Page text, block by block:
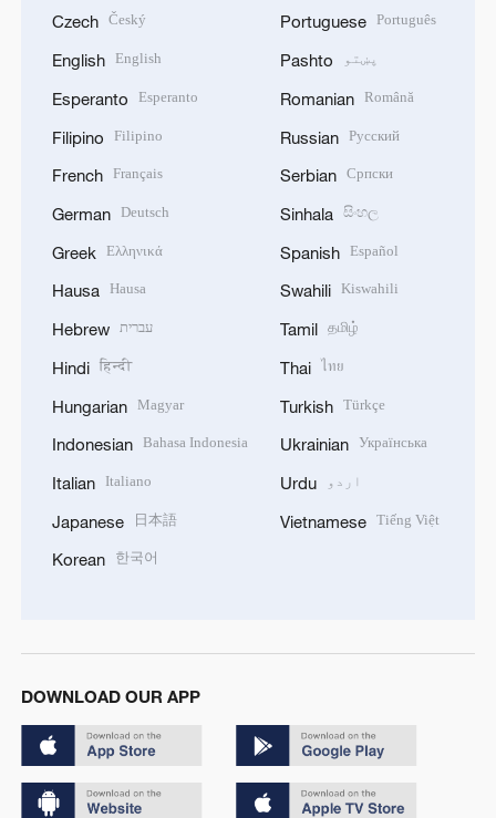
Czech Český
English English
Esperanto Esperanto
Filipino Filipino
French Français
German Deutsch
Greek Ελληνικά
Hausa Hausa
Hebrew עברית
Hindi हिन्दी
Hungarian Magyar
Indonesian Bahasa Indonesia
Italian Italiano
Japanese 日本語
Korean 한국어
Portuguese Português
Pashto پښتو
Romanian Română
Russian Русский
Serbian Српски
Sinhala සිංහල
Spanish Español
Swahili Kiswahili
Tamil தமிழ்
Thai ไทย
Turkish Türkçe
Ukrainian Українська
Urdu اردو
Vietnamese Tiếng Việt
DOWNLOAD OUR APP